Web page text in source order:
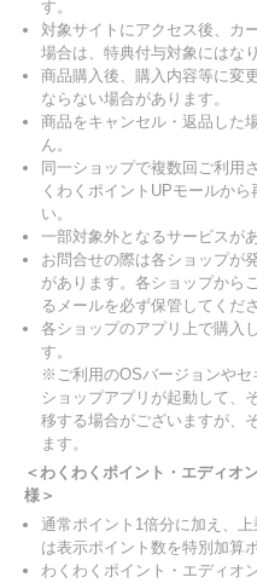
す。
対象サイトにアクセス後、カ
場合は、特典付与対象にはな
商品購入後、購入内容等に変
ならない場合があります。
商品をキャンセル・返品した
ん。
同一ショップで複数回ご利用
くわくポイントUPモールか
い。
一部対象外となるサービスが
お問合せの際は各ショップが
があります。各ショップから
るメールを必ず保管してくださ
各ショップのアプリ上で購入
す。
※ご利用のOSバージョンやセ
ショップアプリが起動して、
移する場合がございますが、
ます。
＜わくわくポイント・エディオ
様＞
通常ポイント1倍分に加え、
は表示ポイント数を特別加算
わくわくポイント・エディオ